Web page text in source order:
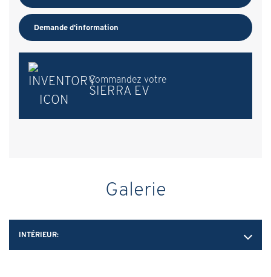
Galerie
INTÉRIEUR:
Demande d'information
Commandez votre
SIERRA EV